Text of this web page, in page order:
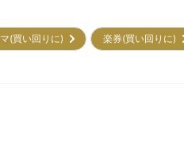
マ(買い回りに) 楽券(買い回りに)